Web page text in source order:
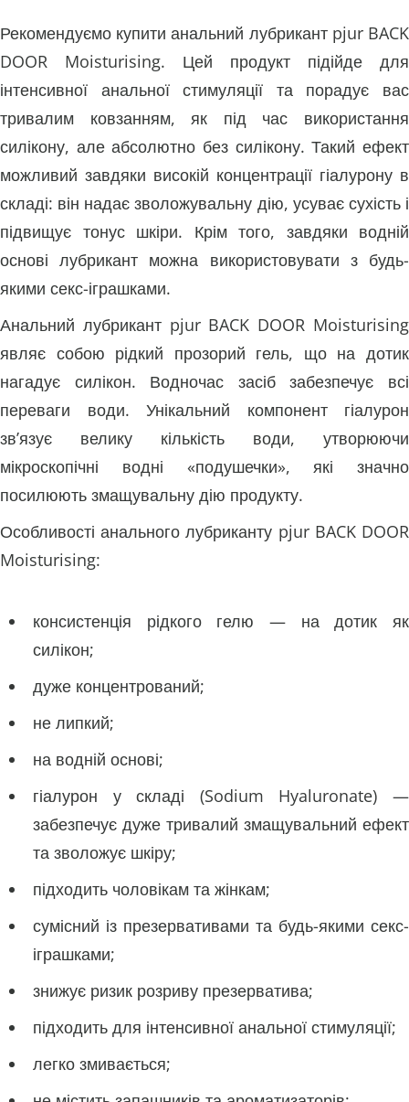
Рекомендуємо купити анальний лубрикант pjur BACK
DOOR Moisturising. Цей продукт підійде для
інтенсивної анальної стимуляції та порадує вас
тривалим ковзанням, як під час використання
силікону, але абсолютно без силікону. Такий ефект
можливий завдяки високій концентрації гіалурону в
складі: він надає зволожувальну дію, усуває сухість і
підвищує тонус шкіри. Крім того, завдяки водній
основі лубрикант можна використовувати з будь-
якими секс-іграшками.
Анальний лубрикант pjur BACK DOOR Moisturising
являє собою рідкий прозорий гель, що на дотик
нагадує силікон. Водночас засіб забезпечує всі
переваги води. Унікальний компонент гіалурон
зв’язує велику кількість води, утворюючи
мікроскопічні водні «подушечки», які значно
посилюють змащувальну дію продукту.
Особливості анального лубриканту pjur BACK DOOR
Moisturising:
консистенція рідкого гелю — на дотик як
силікон;
дуже концентрований;
не липкий;
на водній основі;
гіалурон у складі (Sodium Hyaluronate) —
забезпечує дуже тривалий змащувальний ефект
та зволожує шкіру;
підходить чоловікам та жінкам;
сумісний із презервативами та будь-якими секс-
іграшками;
знижує ризик розриву презерватива;
підходить для інтенсивної анальної стимуляції;
легко змивається;